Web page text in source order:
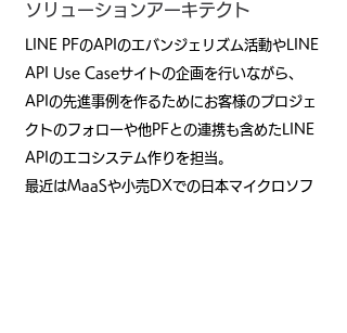
ソリューションアーキテクト
LINE PFのAPIのエバンジェリズム活動やLINE
API Use Caseサイトの企画を行いながら、
APIの先進事例を作るためにお客様のプロジェ
クトのフォローや他PFとの連携も含めたLINE
APIのエコシステム作りを担当。
最近はMaaSや小売DXでの日本マイクロソフ